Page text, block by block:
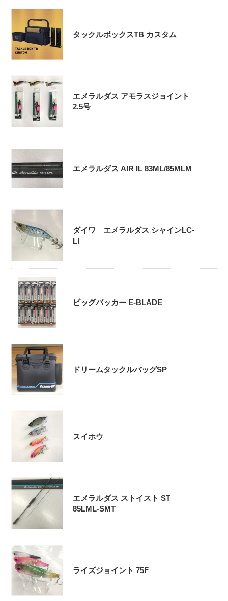
タックルボックスTB カスタム
エメラルダス アモラスジョイント
2.5号
エメラルダス AIR IL 83ML/85MLM
ダイワ エメラルダス シャインLC-
LI
ビッグバッカー E-BLADE
ドリームタックルバッグSP
スイホウ
エメラルダス ストイスト ST
85LML-SMT
ライズジョイント 75F